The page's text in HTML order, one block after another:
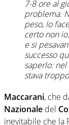
7-8 ore al
problema.
peso, lo
certo non
e si
successo
saperlo: nel
stava
Maccarani, che
Nazionale del
inevitabile che la